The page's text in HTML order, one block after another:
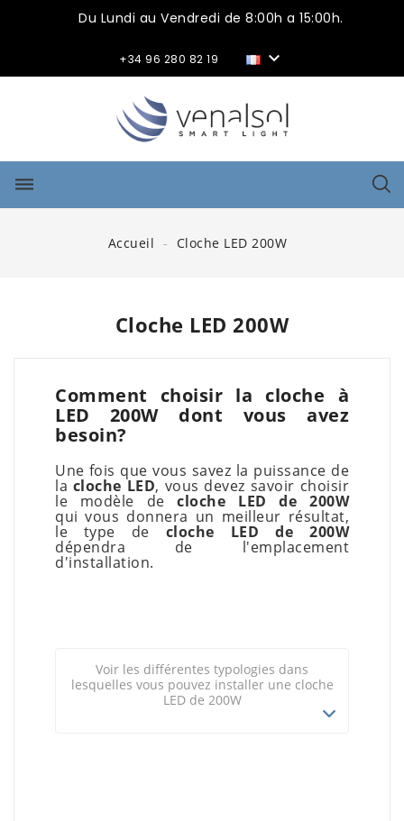
Du Lundi au Vendredi de 8:00h a 15:00h.
+34 96 280 82 19 
dehaze
Accueil Cloche LED 200W
Cloche LED 200W
Comment choisir la cloche à
LED 200W dont vous avez
besoin?
Une fois que vous savez la puissance de
la cloche LED, vous devez savoir choisir
le modèle decloche LED de 200W
qui vous donnera un meilleur résultat,
le type de cloche LED de 200W
dépendra de l'emplacement
d'installation.
Voir les différentes typologies dans
lesquelles vous pouvez installer une cloche
LED de 200W